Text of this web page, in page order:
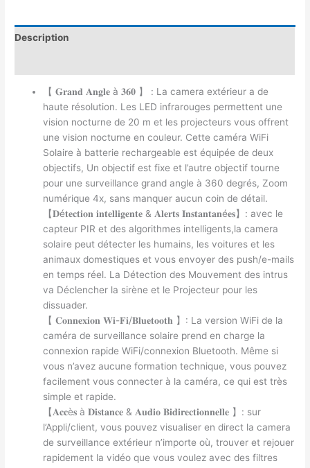
Description
【 𝐆𝐫𝐚𝐧𝐝 𝐀𝐧𝐠𝐥𝐞 à 𝟑𝟔𝟎 】 : La camera extérieur a de
haute résolution. Les LED infrarouges permettent une
vision nocturne de 20 m et les projecteurs vous offrent
une vision nocturne en couleur. Cette caméra WiFi
Solaire à batterie rechargeable est équipée de deux
objectifs, Un objectif est fixe et l’autre objectif tourne
pour une surveillance grand angle à 360 degrés, Zoom
numérique 4x, sans manquer aucun coin de détail.
【𝐃é𝐭𝐞𝐜𝐭𝐢𝐨𝐧 𝐢𝐧𝐭𝐞𝐥𝐥𝐢𝐠𝐞𝐧𝐭𝐞 & 𝐀𝐥𝐞𝐫𝐭𝐬 𝐈𝐧𝐬𝐭𝐚𝐧𝐭𝐚𝐧é𝐞𝐬】: avec le
capteur PIR et des algorithmes intelligents,la camera
solaire peut détecter les humains, les voitures et les
animaux domestiques et vous envoyer des push/e-mails
en temps réel. La Détection des Mouvement des intrus
va Déclencher la sirène et le Projecteur pour les
dissuader.
【 𝐂𝐨𝐧𝐧𝐞𝐱𝐢𝐨𝐧 𝐖𝐢-𝐅𝐢/𝐁𝐥𝐮𝐞𝐭𝐨𝐨𝐭𝐡 】: La version WiFi de la
caméra de surveillance solaire prend en charge la
connexion rapide WiFi/connexion Bluetooth. Même si
vous n’avez aucune formation technique, vous pouvez
facilement vous connecter à la caméra, ce qui est très
simple et rapide.
【𝐀𝐜𝐜è𝐬 à 𝐃𝐢𝐬𝐭𝐚𝐧𝐜𝐞 & 𝐀𝐮𝐝𝐢𝐨 𝐁𝐢𝐝𝐢𝐫𝐞𝐜𝐭𝐢𝐨𝐧𝐧𝐞𝐥𝐥𝐞 】: sur
l’Appli/client, vous pouvez visualiser en direct la camera
de surveillance extérieur n’importe où, trouver et rejouer
rapidement la vidéo que vous voulez avec des filtres